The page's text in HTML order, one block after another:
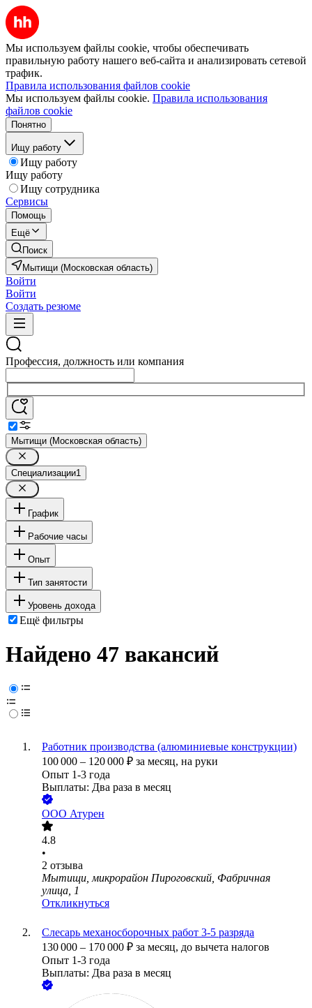
Мы используем файлы cookie, чтобы обеспечивать
правильную работу нашего веб-сайта и анализировать сетевой
трафик.
Правила использования файлов cookie
Мы используем файлы cookie. Правила использования
файлов cookie
Понятно
Ищу работу
Ищу работу
Ищу работу
Ищу сотрудника
Сервисы
Помощь
Ещё
Поиск
Мытищи (Московская область)
Войти
Войти
Создать резюме
Профессия, должность или компания
Мытищи (Московская область)
Специализации1
График
Рабочие часы
Опыт
Тип занятости
Уровень дохода
Ещё фильтры
Найдено 47 вакансий
Работник производства (алюминиевые конструкции)
100 000 – 120 000 ₽ за месяц, на руки
Опыт 1-3 года
Выплаты: Два раза в месяц
ООО Атурен
4.8
•
2 отзыва
Мытищи, микрорайон Пироговский, Фабричная
улица, 1
Откликнуться
Слесарь механосборочных работ 3-5 разряда
130 000 – 170 000 ₽ за месяц, до вычета налогов
Опыт 1-3 года
Выплаты: Два раза в месяц